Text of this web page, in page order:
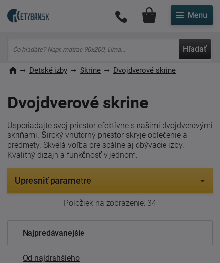
Hľadať
Môj účet
Detské izby Skrine Dvojdverové skrine
Dvojdverové skrine
Usporiadajte svoj priestor efektívne s našimi dvojdverovými
skriňami. Široký vnútorný priestor skryje oblečenie a
predmety. Skvelá voľba pre spálne aj obývacie izby.
Kvalitný dizajn a funkčnosť v jednom.
Upresniť parametre
Položiek na zobrazenie: 34
Najpredávanejšie
Od najdrahšieho